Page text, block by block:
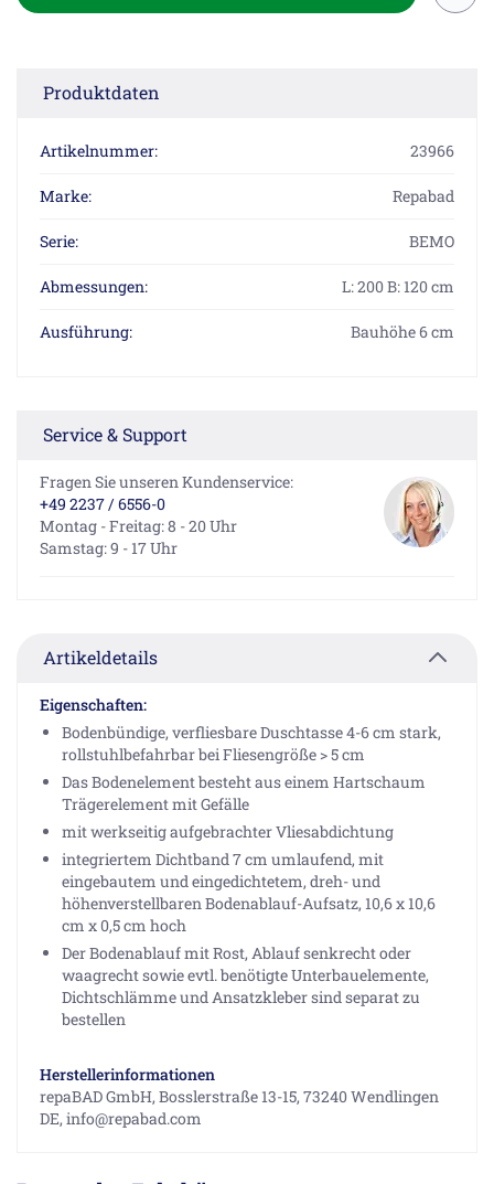
Produktdaten
Artikelnummer: 23966
Marke: Repabad
Serie: BEMO
Abmessungen: L: 200 B: 120 cm
Ausführung: Bauhöhe 6 cm
Service & Support
Fragen Sie unseren Kundenservice:
+49 2237 / 6556-0
Montag - Freitag: 8 - 20 Uhr
Samstag: 9 - 17 Uhr
Artikeldetails
Eigenschaften:
Bodenbündige, verfliesbare Duschtasse 4-6 cm stark,
rollstuhlbefahrbar bei Fliesengröße > 5 cm
Das Bodenelement besteht aus einem Hartschaum
Trägerelement mit Gefälle
mit werkseitig aufgebrachter Vliesabdichtung
integriertem Dichtband 7 cm umlaufend, mit
eingebautem und eingedichtetem, dreh- und
höhenverstellbaren Bodenablauf-Aufsatz, 10,6 x 10,6
cm x 0,5 cm hoch
Der Bodenablauf mit Rost, Ablauf senkrecht oder
waagrecht sowie evtl. benötigte Unterbauelemente,
Dichtschlämme und Ansatzkleber sind separat zu
bestellen
Herstellerinformationen
repaBAD GmbH, Bosslerstraße 13-15, 73240 Wendlingen
DE, info@repabad.com